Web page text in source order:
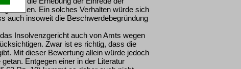
gewesen. Ein solches Verhalten würde sich
auch insoweit die Beschwerdebegründung
Insolvenzgericht auch von Amts wegen
Zwar ist es richtig, dass die
Mit dieser Bewertung allein würde jedoch
Entgegen einer in der Literatur